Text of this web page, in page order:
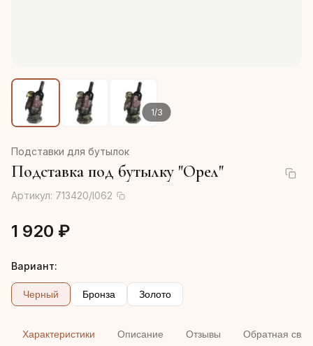
1/3
Подставки для бутылок
Подставка под бутылку "Орел"
Артикул: 713420/I062
1 920 ₽
Вариант:
Черный Бронза Золото
Характеристики Описание Отзывы Обратная